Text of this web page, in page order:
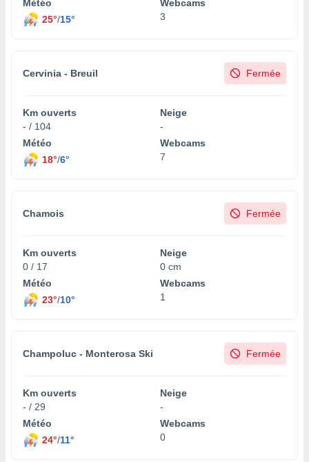
Météo
25°/15°
Webcams
3
Cervinia - Breuil Fermée
Km ouverts
- / 104
Neige
-
Météo
18°/6°
Webcams
7
Chamois Fermée
Km ouverts
0 / 17
Neige
0 cm
Météo
23°/10°
Webcams
1
Champoluc - Monterosa Ski Fermée
Km ouverts
- / 29
Neige
-
Météo
24°/11°
Webcams
0